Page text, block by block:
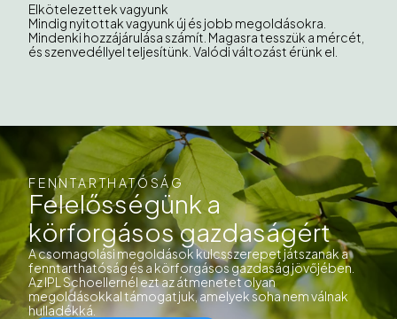
Elkötelezettek vagyunk
Mindig nyitottak vagyunk új és jobb megoldásokra.
Mindenki hozzájárulása számít. Magasra tesszük a mércét,
és szenvedéllyel teljesítünk. Valódi változást érünk el.
FENNTARTHATÓSÁG
Felelősségünk a
körforgásos gazdaságért
A csomagolási megoldások kulcsszerepet játszanak a
fenntarthatóság és a körforgásos gazdaság jövőjében.
Az IPL Schoellernél ezt az átmenetet olyan
megoldásokkal támogatjuk, amelyek soha nem válnak
hulladékká.